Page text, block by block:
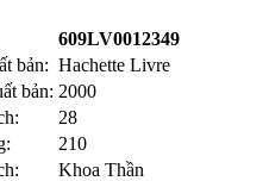
609LV0012349
bản: Hachette Livre
bản: 2000
28
210
Khoa Thần